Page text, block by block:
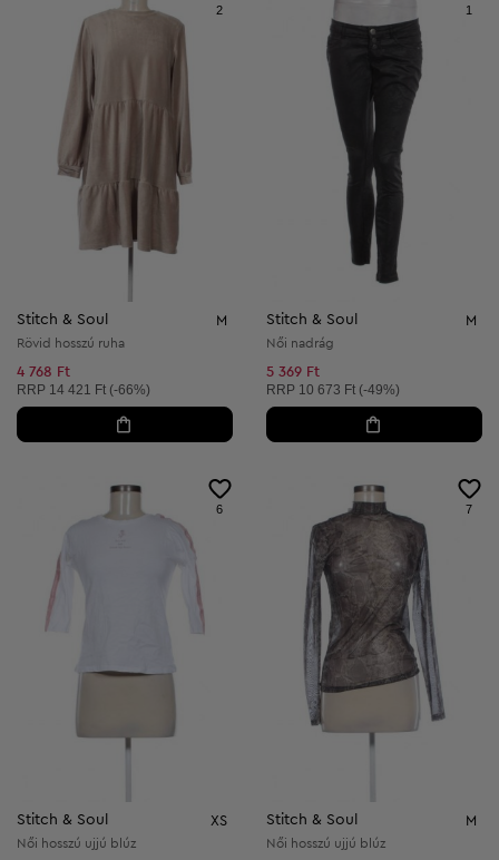
2
Stitch & Soul M
Rövid hosszú ruha
4 768 Ft
Ajánlott ár:
RRP 14 421 Ft (-66%)
1
Stitch & Soul M
Női nadrág
5 369 Ft
Ajánlott ár:
RRP 10 673 Ft (-49%)
6
Stitch & Soul XS
Női hosszú ujjú blúz
7
Stitch & Soul M
Női hosszú ujjú blúz